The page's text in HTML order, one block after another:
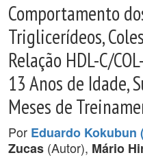
Comportamento
Triglicerídeos,
Relação HDL-C/
13 Anos de Idade,
Meses de
Por Eduardo Kokubun
Zucas (Autor), Mário